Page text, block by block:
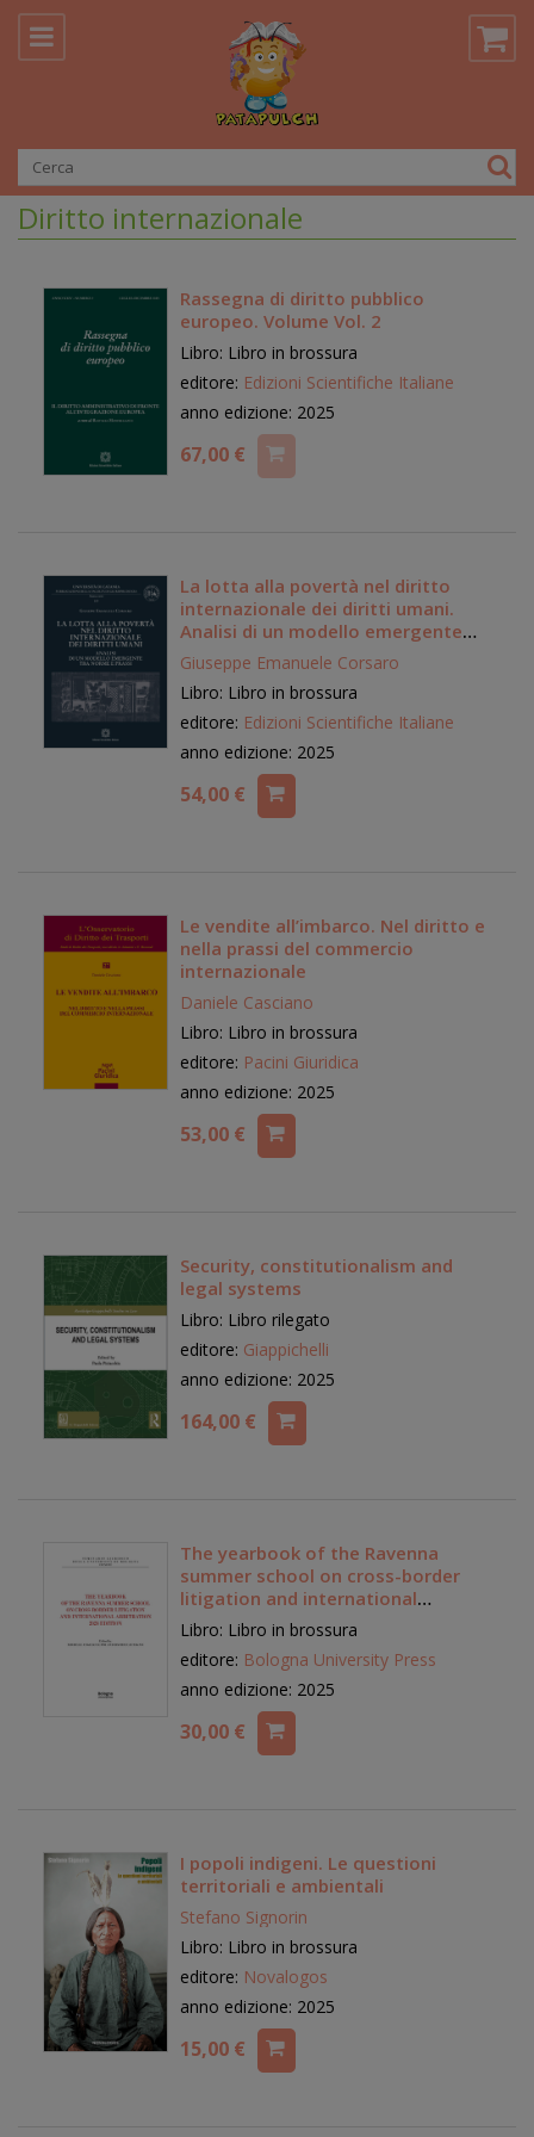
Diritto internazionale
Rassegna di diritto pubblico
europeo. Volume Vol. 2
Libro: Libro in brossura
editore: Edizioni Scientifiche Italiane
anno edizione: 2025
67,00 €
La lotta alla povertà nel diritto
internazionale dei diritti umani.
Analisi di un modello emergente
tra norme e prassi
Giuseppe Emanuele Corsaro
Libro: Libro in brossura
editore: Edizioni Scientifiche Italiane
anno edizione: 2025
54,00 €
Le vendite all’imbarco. Nel diritto e
nella prassi del commercio
internazionale
Daniele Casciano
Libro: Libro in brossura
editore: Pacini Giuridica
anno edizione: 2025
53,00 €
Security, constitutionalism and
legal systems
Libro: Libro rilegato
editore: Giappichelli
anno edizione: 2025
164,00 €
The yearbook of the Ravenna
summer school on cross-border
litigation and international
arbitration 2024 edition
Libro: Libro in brossura
editore: Bologna University Press
anno edizione: 2025
30,00 €
I popoli indigeni. Le questioni
territoriali e ambientali
Stefano Signorin
Libro: Libro in brossura
editore: Novalogos
anno edizione: 2025
15,00 €